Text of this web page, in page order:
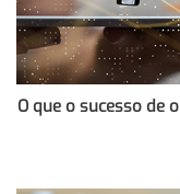
O que o sucesso de